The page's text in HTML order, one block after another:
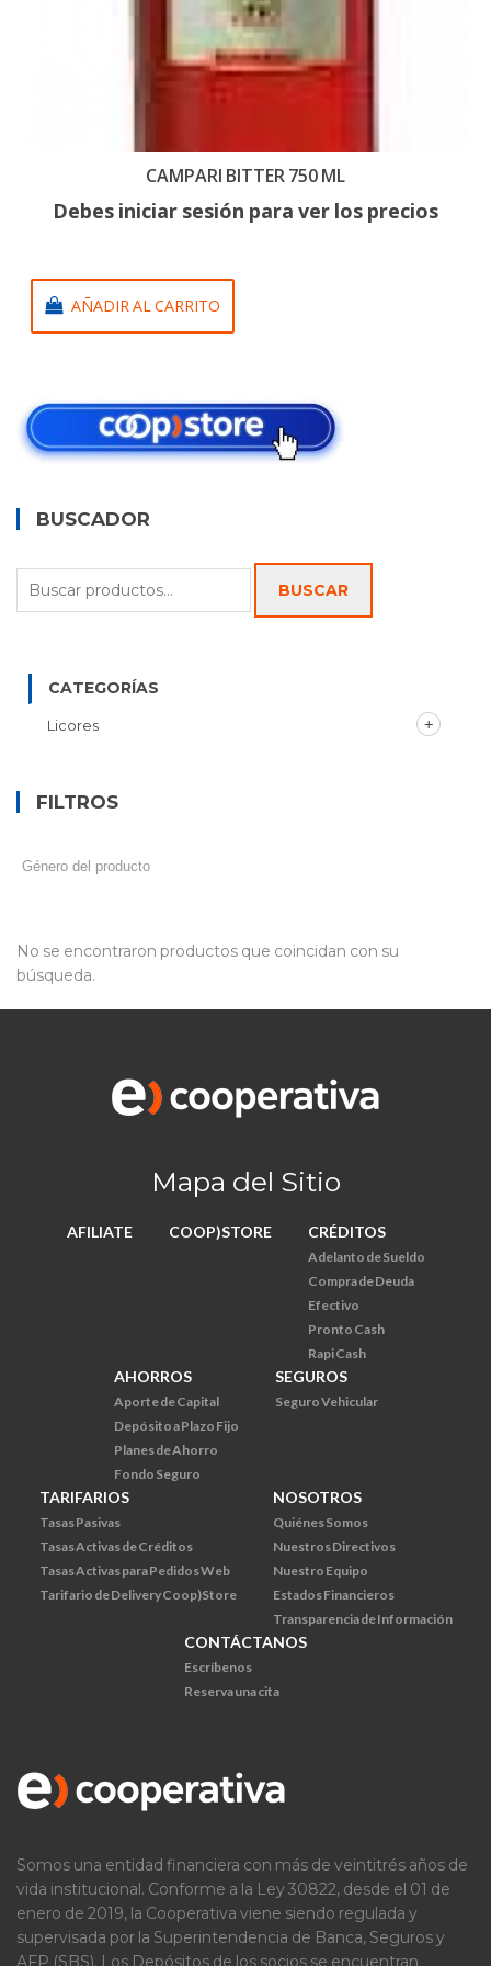
CAMPARI BITTER 750 ML
Debes iniciar sesión para ver los precios
AÑADIR AL CARRITO
No se encontraron productos que coincidan con su
búsqueda.
BUSCADOR
Buscar
por:
BUSCAR
CATEGORÍAS
Licores
FILTROS
Mapa del Sitio
AFILIATE COOP)STORE CRÉDITOS
Adelanto de Sueldo
Compra de Deuda
Efectivo
Pronto Cash
Rapi Cash
AHORROS
Aporte de Capital
Depósito a Plazo Fijo
Planes de Ahorro
Fondo Seguro
SEGUROS
Seguro Vehicular
TARIFARIOS
Tasas Pasivas
Tasas Activas de Créditos
Tasas Activas para Pedidos Web
Tarifario de Delivery Coop)Store
NOSOTROS
Quiénes Somos
Nuestros Directivos
Nuestro Equipo
Estados Financieros
Transparencia de Información
CONTÁCTANOS
Escríbenos
Reserva una cita
Somos una entidad financiera con más de veintitrés años de
vida institucional. Conforme a la Ley 30822, desde el 01 de
enero de 2019, la Cooperativa viene siendo regulada y
supervisada por la Superintendencia de Banca, Seguros y
AFP (SBS). Los Depósitos de los socios se encuentran